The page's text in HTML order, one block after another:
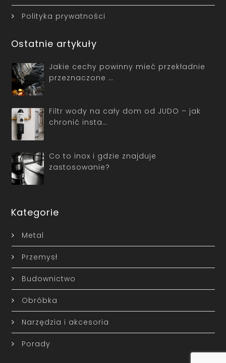
Polityka prywatności
Ostatnie artykuły
Jakie cechy powinny mieć przekładnie
przeznaczone …
Filtr wody na cały dom od JUDO – jak
chronić insta…
Co to inox i gdzie znajduje
zastosowanie?
Kategorie
Metal
Przemysł
Budownictwo
Obróbka
Narzędzia i akcesoria
Porady